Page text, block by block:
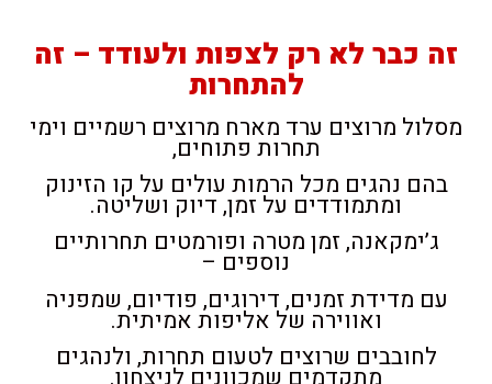
זה כבר לא רק לצפות ולעודד – זה
להתחרות
מסלול מרוצים ערד מארח מרוצים רשמיים וימי
תחרות פתוחים,
בהם נהגים מכל הרמות עולים על קו הזינוק
ומתמודדים על זמן, דיוק ושליטה.
ג’ימקאנה, זמן מטרה ופורמטים תחרותיים
נוספים –
עם מדידת זמנים, דירוגים, פודיום, שמפניה
ואווירה של אליפות אמיתית.
לחובבים שרוצים לטעום תחרות, ולנהגים